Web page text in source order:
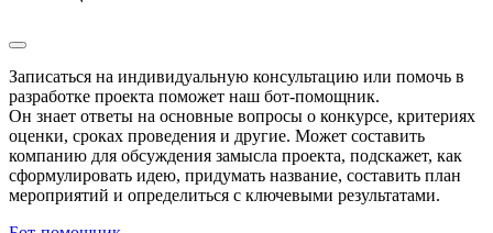
Записаться на индивидуальную консультацию или помочь в
разработке проекта поможет наш бот-помощник.
Он знает ответы на основные вопросы о конкурсе, критериях
оценки, сроках проведения и другие. Может составить
компанию для обсуждения замысла проекта, подскажет, как
сформулировать идею, придумать название, составить план
мероприятий и определиться с ключевыми результатами.